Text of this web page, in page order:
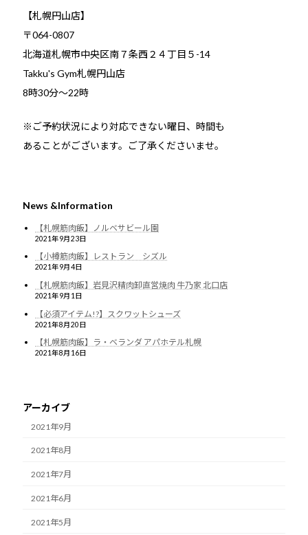
【札幌円山店】
〒064-0807
北海道札幌市中央区南７条西２４丁目５-14
Takku's Gym札幌円山店
8時30分～22時
※ご予約状況により対応できない曜日、時間も
あることがございます。ご了承くださいませ。
News &Information
【札幌筋肉飯】ノルベサビール園
2021年9月23日
【小樽筋肉飯】レストラン シズル
2021年9月4日
【札幌筋肉飯】岩見沢精肉卸直営焼肉 牛乃家 北口店
2021年9月1日
【必須アイテム!?】スクワットシューズ
2021年8月20日
【札幌筋肉飯】ラ・ベランダ アパホテル札幌
2021年8月16日
アーカイブ
2021年9月
2021年8月
2021年7月
2021年6月
2021年5月